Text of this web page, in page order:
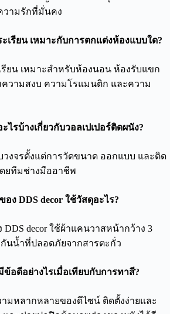
วามรักที่มั่นคง
เรียน เหมาะกับการตกแต่งห้องแบบใด?
รียน เหมาะสำหรับห้องนอน ห้องรับแขก
วามสงบ ความโรแมนติก และความ
ไรบ้างเกี่ยวกับวอลเปเปอร์ติดผนัง?
วงจรตั้งแต่การวัดขนาด ออกแบบ และติด
ดยทีมช่างมืออาชีพ
อง DDS decor ใช้วัสดุอะไร?
DDS decor ใช้ผ้าแคนวาสหน้ากว้าง 3
นน้ำที่ปลอดภัยจากสารตะกั่ว
ข้อดีอย่างไรเมื่อเทียบกับการทาสี?
ามหลากหลายของดีไซน์ ติดตั้งง่ายและ